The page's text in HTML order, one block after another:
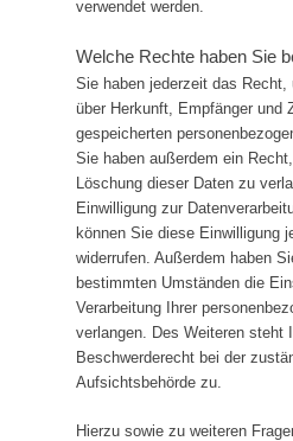
verwendet werden.
Welche Rechte haben Sie
Sie haben jederzeit das
über Herkunft, Empfänger und
gespeicherten
Sie haben außerdem ein
Löschung dieser Daten zu
Einwilligung zur
können Sie diese Einwilligung
widerrufen. Außerdem haben
bestimmten Umständen die
Verarbeitung Ihrer
verlangen. Des Weiteren steht
Beschwerderecht bei der
Aufsichtsbehörde zu.
Hierzu sowie zu weiteren